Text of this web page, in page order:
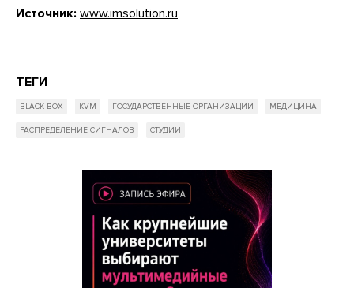
Источник: www.imsolution.ru
ТЕГИ
BLACK BOX KVM ГОСУДАРСТВЕННЫЕ ОРГАНИЗАЦИИ МЕДИЦИНА
РАСПРЕДЕЛЕНИЕ СИГНАЛОВ СТУДИИ